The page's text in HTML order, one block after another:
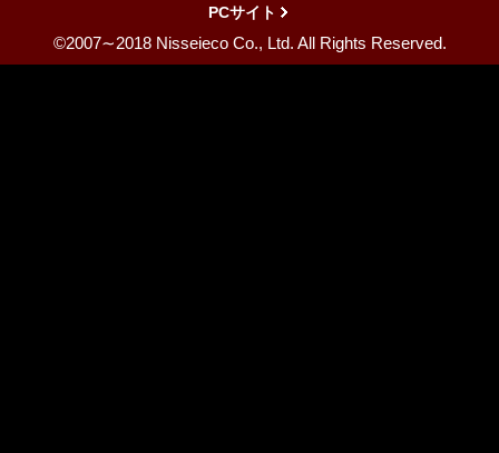
PCサイト
©2007∼2018 Nisseieco Co., Ltd. All Rights Reserved.